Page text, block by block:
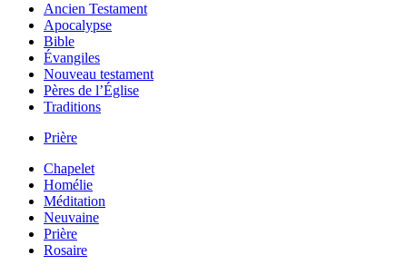
Ancien Testament
Apocalypse
Bible
Évangiles
Nouveau testament
Pères de l’Église
Traditions
Prière
Chapelet
Homélie
Méditation
Neuvaine
Prière
Rosaire